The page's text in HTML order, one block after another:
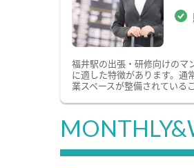
福井駅の出張・研修向けのマ
に適した特徴があります。通
業スペースが整備されている